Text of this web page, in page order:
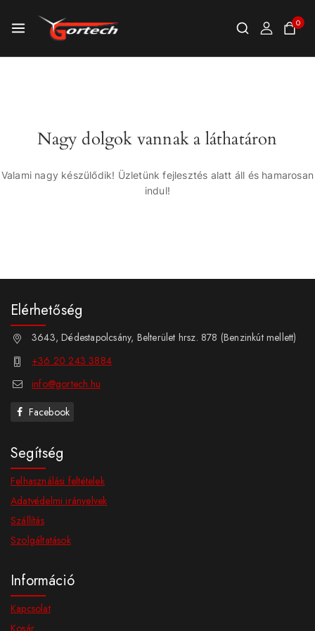
0
Nagy dolgok vannak a láthatáron
Valami nagy készülődik! Üzletünk fejlesztés alatt áll és hamarosan
indul!
Elérhetőség
3643, Dédestapolcsány, Belterület hrsz. 878 (Benzinkút mellett)
+36 20 243 3884
info@gortech.hu
Facebook
Segítség
Felhasználási feltételek
Adatvédelmi irányelvek
Szállítás
Szolgáltatások
Információ
Kapcsolat